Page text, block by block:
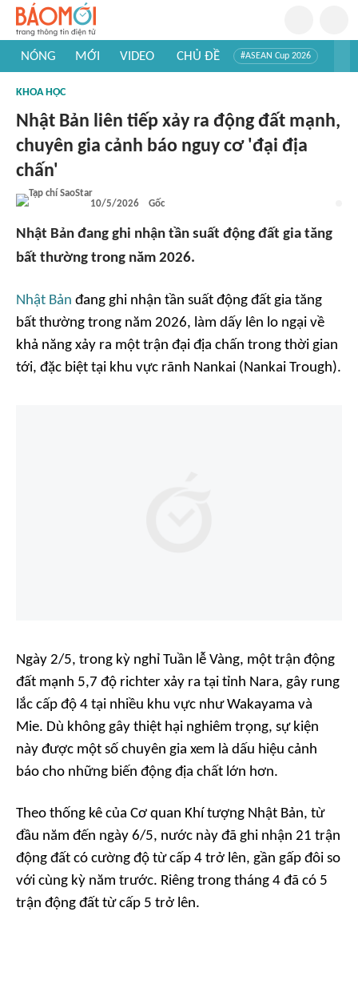
NÓNG MỚI VIDEO CHỦ ĐỀ #ASEAN Cup 2026
#Khám phá thế giới
KHOA HỌC
Nhật Bản liên tiếp xảy ra động đất mạnh,
chuyên gia cảnh báo nguy cơ 'đại địa
chấn'
10/5/2026 Gốc
Nhật Bản đang ghi nhận tần suất động đất gia tăng
bất thường trong năm 2026.
Nhật Bản đang ghi nhận tần suất động đất gia tăng
bất thường trong năm 2026, làm dấy lên lo ngại về
khả năng xảy ra một trận đại địa chấn trong thời gian
tới, đặc biệt tại khu vực rãnh Nankai (Nankai Trough).
Ngày 2/5, trong kỳ nghỉ Tuần lễ Vàng, một trận động
đất mạnh 5,7 độ richter xảy ra tại tỉnh Nara, gây rung
lắc cấp độ 4 tại nhiều khu vực như Wakayama và
Mie. Dù không gây thiệt hại nghiêm trọng, sự kiện
này được một số chuyên gia xem là dấu hiệu cảnh
báo cho những biến động địa chất lớn hơn.
Theo thống kê của Cơ quan Khí tượng Nhật Bản, từ
đầu năm đến ngày 6/5, nước này đã ghi nhận 21 trận
động đất có cường độ từ cấp 4 trở lên, gần gấp đôi so
với cùng kỳ năm trước. Riêng trong tháng 4 đã có 5
trận động đất từ cấp 5 trở lên.